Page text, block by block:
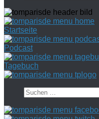
Startseite
Podcast
Tagebuch
Suchen
nach: